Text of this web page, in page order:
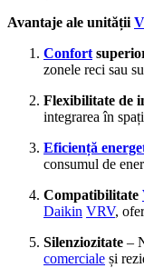
Avantaje ale unității
Confort
zonele reci sau
Flexibilitate de
integrarea în
Eficiență
consumul de
Compatibilitate
Daikin VRV,
Silenziozitate –
comerciale și